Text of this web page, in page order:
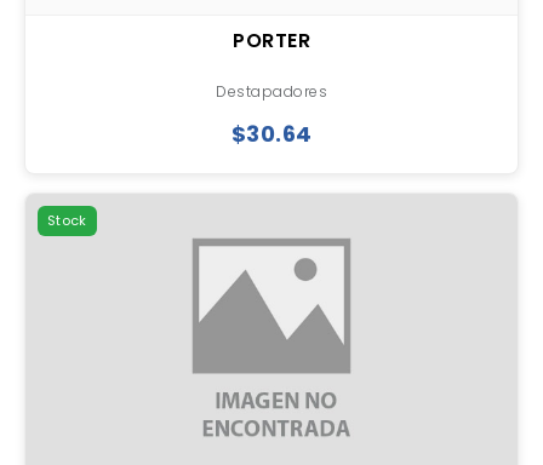
PORTER
Destapadores
$30.64
Stock